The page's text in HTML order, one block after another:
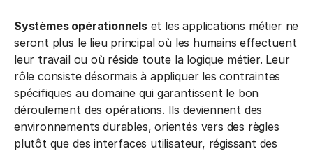
Systèmes opérationnelset les applications métier ne
seront plus le lieu principal où les humains effectuent
leur travail ou où réside toute la logique métier. Leur
rôle consiste désormais à appliquer les contraintes
spécifiques au domaine qui garantissent le bon
déroulement des opérations. Ils deviennent des
environnements durables, orientés vers des règles
plutôt que des interfaces utilisateur, régissant des